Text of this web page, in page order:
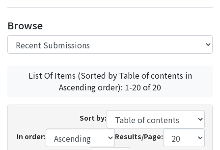
Browse
List Of Items (Sorted by Table of contents in
Ascending order): 1-20 of 20
Sort by:
In order:
Results/Page: